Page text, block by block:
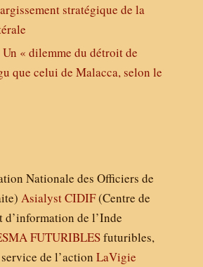
stratégique de la
« dilemme du détroit de
que celui de Malacca, selon le
Nationale des Officiers de
AsialystCIDIF(Centre de
d’information de l’Inde
FUTURIBLESfuturibles,
de l’action LaVigie